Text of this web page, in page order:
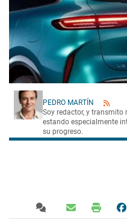
PEDRO MARTÍN
Soy redactor, y transmito
estando especialmente
su progreso.